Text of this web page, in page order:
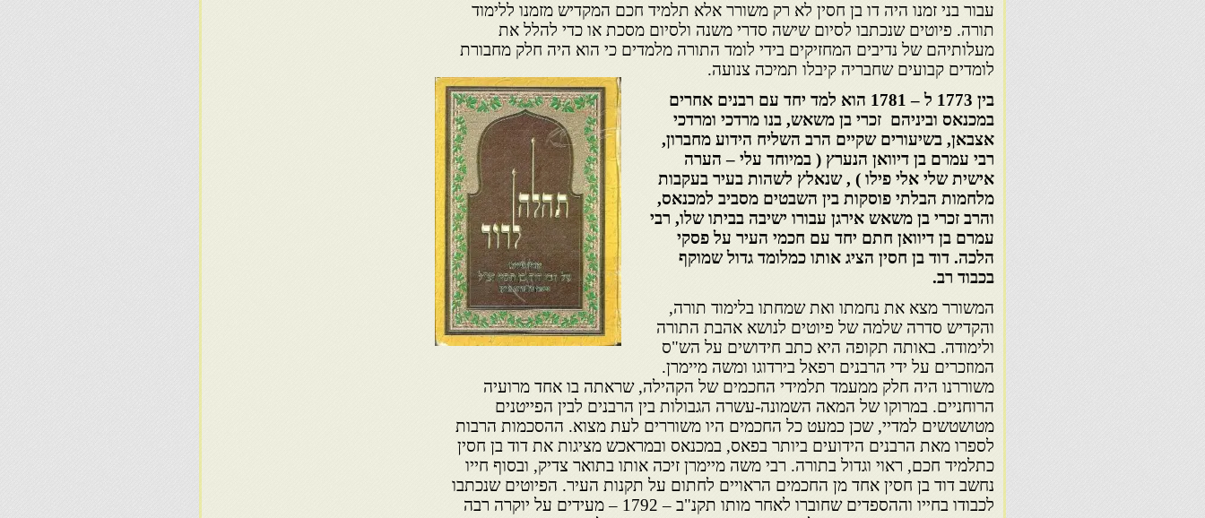
עבור בני זמנו היה דו בן חסין לא רק משורר אלא תלמיד חכם המקדיש מזמנו ללימוד
תורה. פיוטים שנכתבו לסיום שישה סדרי משנה ולסיום מסכת או כדי להלל את
מעלותיהם של נדיבים המחזיקים בידי לומד התורה מלמדים כי הוא היה חלק מחבורת
לומדים קבועים שחבריה קיבלו תמיכה צנועה.
בין 1773 ל
– 1781
הוא למד יחד עם רבנים אחרים
במכנאס וביניהם זכרי בן משאש, בנו מרדכי ומרדכי
אצבאן, בשיעורים שקיים הרב השליח הידוע מחברון,
רבי עמרם בן דיוואן הנערץ ( במיוחד עלי – הערה
אישית שלי אלי פילו ) , שנאלץ לשהות בעיר בעקבות
מלחמות הבלתי פוסקות בין השבטים מסביב למכנאס,
והרב זכרי בן משאש אירגן עבורו ישיבה בביתו שלו, רבי
עמרם בן דיוואן חתם יחד עם חכמי העיר על פסקי
הלכה. דוד בן חסין הציג אותו כמלומד גדול שמוקף
בכבוד רב.
המשורר מצא את נחמתו ואת שמחתו בלימוד תורה,
והקדיש סדרה שלמה של פיוטים לנושא אהבת התורה
ולימודה. באותה תקופה היא כתב חידושים על הש"ס
המוזכרים על ידי הרבנים רפאל בירדוגו ומשה מיימרן.
משוררנו היה חלק ממעמד תלמידי החכמים של הקהילה, שראתה בו אחד מרועיה
הרוחניים. במרוקו של המאה השמונה-עשרה הגבולות בין הרבנים לבין הפייטנים
מטושטשים למדיי, שכן כמעט כל החכמים היו משוררים לעת מצוא. ההסכמות הרבות
לספרו מאת הרבנים הידועים ביותר בפאס, במכנאס ובמראכש מציגות את דוד בן חסין
כתלמיד חכם, ראוי וגדול בתורה. רבי משה מיימרן זיכה אותו בתואר צדיק, ובסוף חייו
נחשב דוד בן חסין אחד מן החכמים הראויים לחתום על תקנות העיר. הפיוטים שנכתבו
לכבודו בחייו וההספדים שחוברו לאחר מותו תקנ"ב – 1792 – מעידים על יוקרה רבה